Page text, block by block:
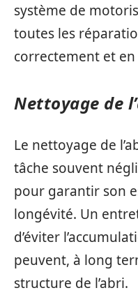
système de
toutes les
correctement et
Nettoyage de
Le nettoyage de
tâche souvent
pour garantir son
longévité. Un
d’éviter
peuvent, à long
structure de l’abri.